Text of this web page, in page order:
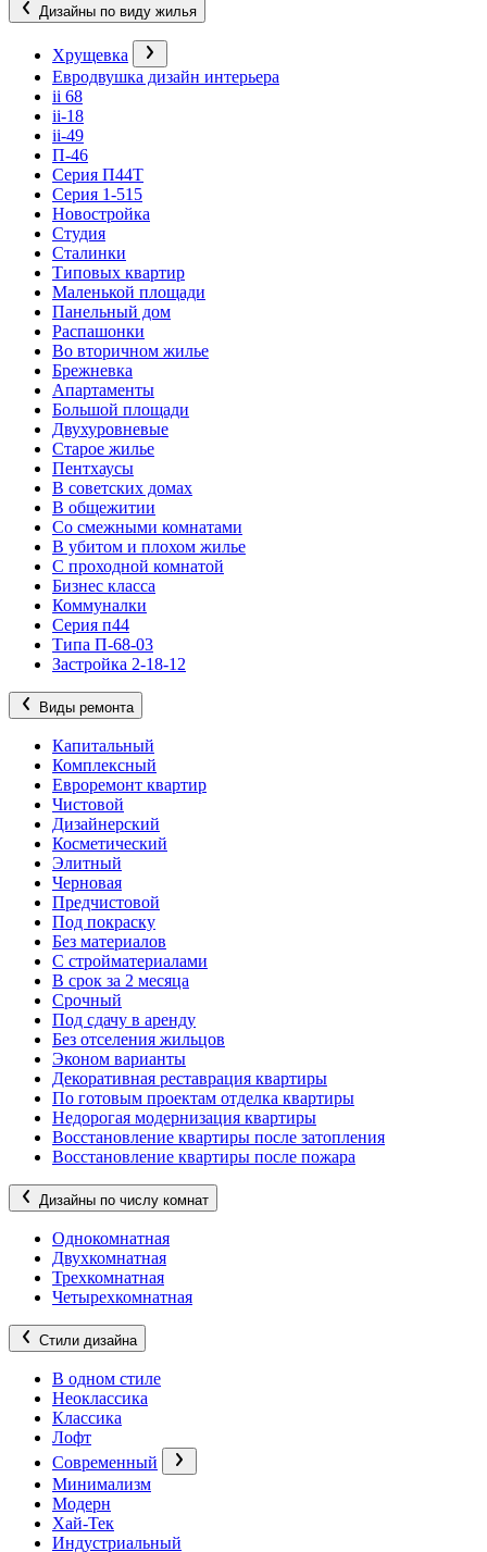
Дизайны по виду жилья
Хрущевка
Евродвушка дизайн интерьера
ii 68
ii-18
ii-49
П-46
Серия П44Т
Серия 1-515
Новостройка
Студия
Сталинки
Типовых квартир
Маленькой площади
Панельный дом
Распашонки
Во вторичном жилье
Брежневка
Апартаменты
Большой площади
Двухуровневые
Старое жилье
Пентхаусы
В советских домах
В общежитии
Со смежными комнатами
В убитом и плохом жилье
С проходной комнатой
Бизнес класса
Коммуналки
Серия п44
Типа П-68-03
Застройка 2-18-12
Виды ремонта
Капитальный
Комплексный
Евроремонт квартир
Чистовой
Дизайнерский
Косметический
Элитный
Черновая
Предчистовой
Под покраску
Без материалов
С стройматериалами
В срок за 2 месяца
Срочный
Под сдачу в аренду
Без отселения жильцов
Эконом варианты
Декоративная реставрация квартиры
По готовым проектам отделка квартиры
Недорогая модернизация квартиры
Восстановление квартиры после затопления
Восстановление квартиры после пожара
Дизайны по числу комнат
Однокомнатная
Двухкомнатная
Трехкомнатная
Четырехкомнатная
Стили дизайна
В одном стиле
Неоклассика
Классика
Лофт
Современный
Минимализм
Модерн
Хай-Тек
Индустриальный